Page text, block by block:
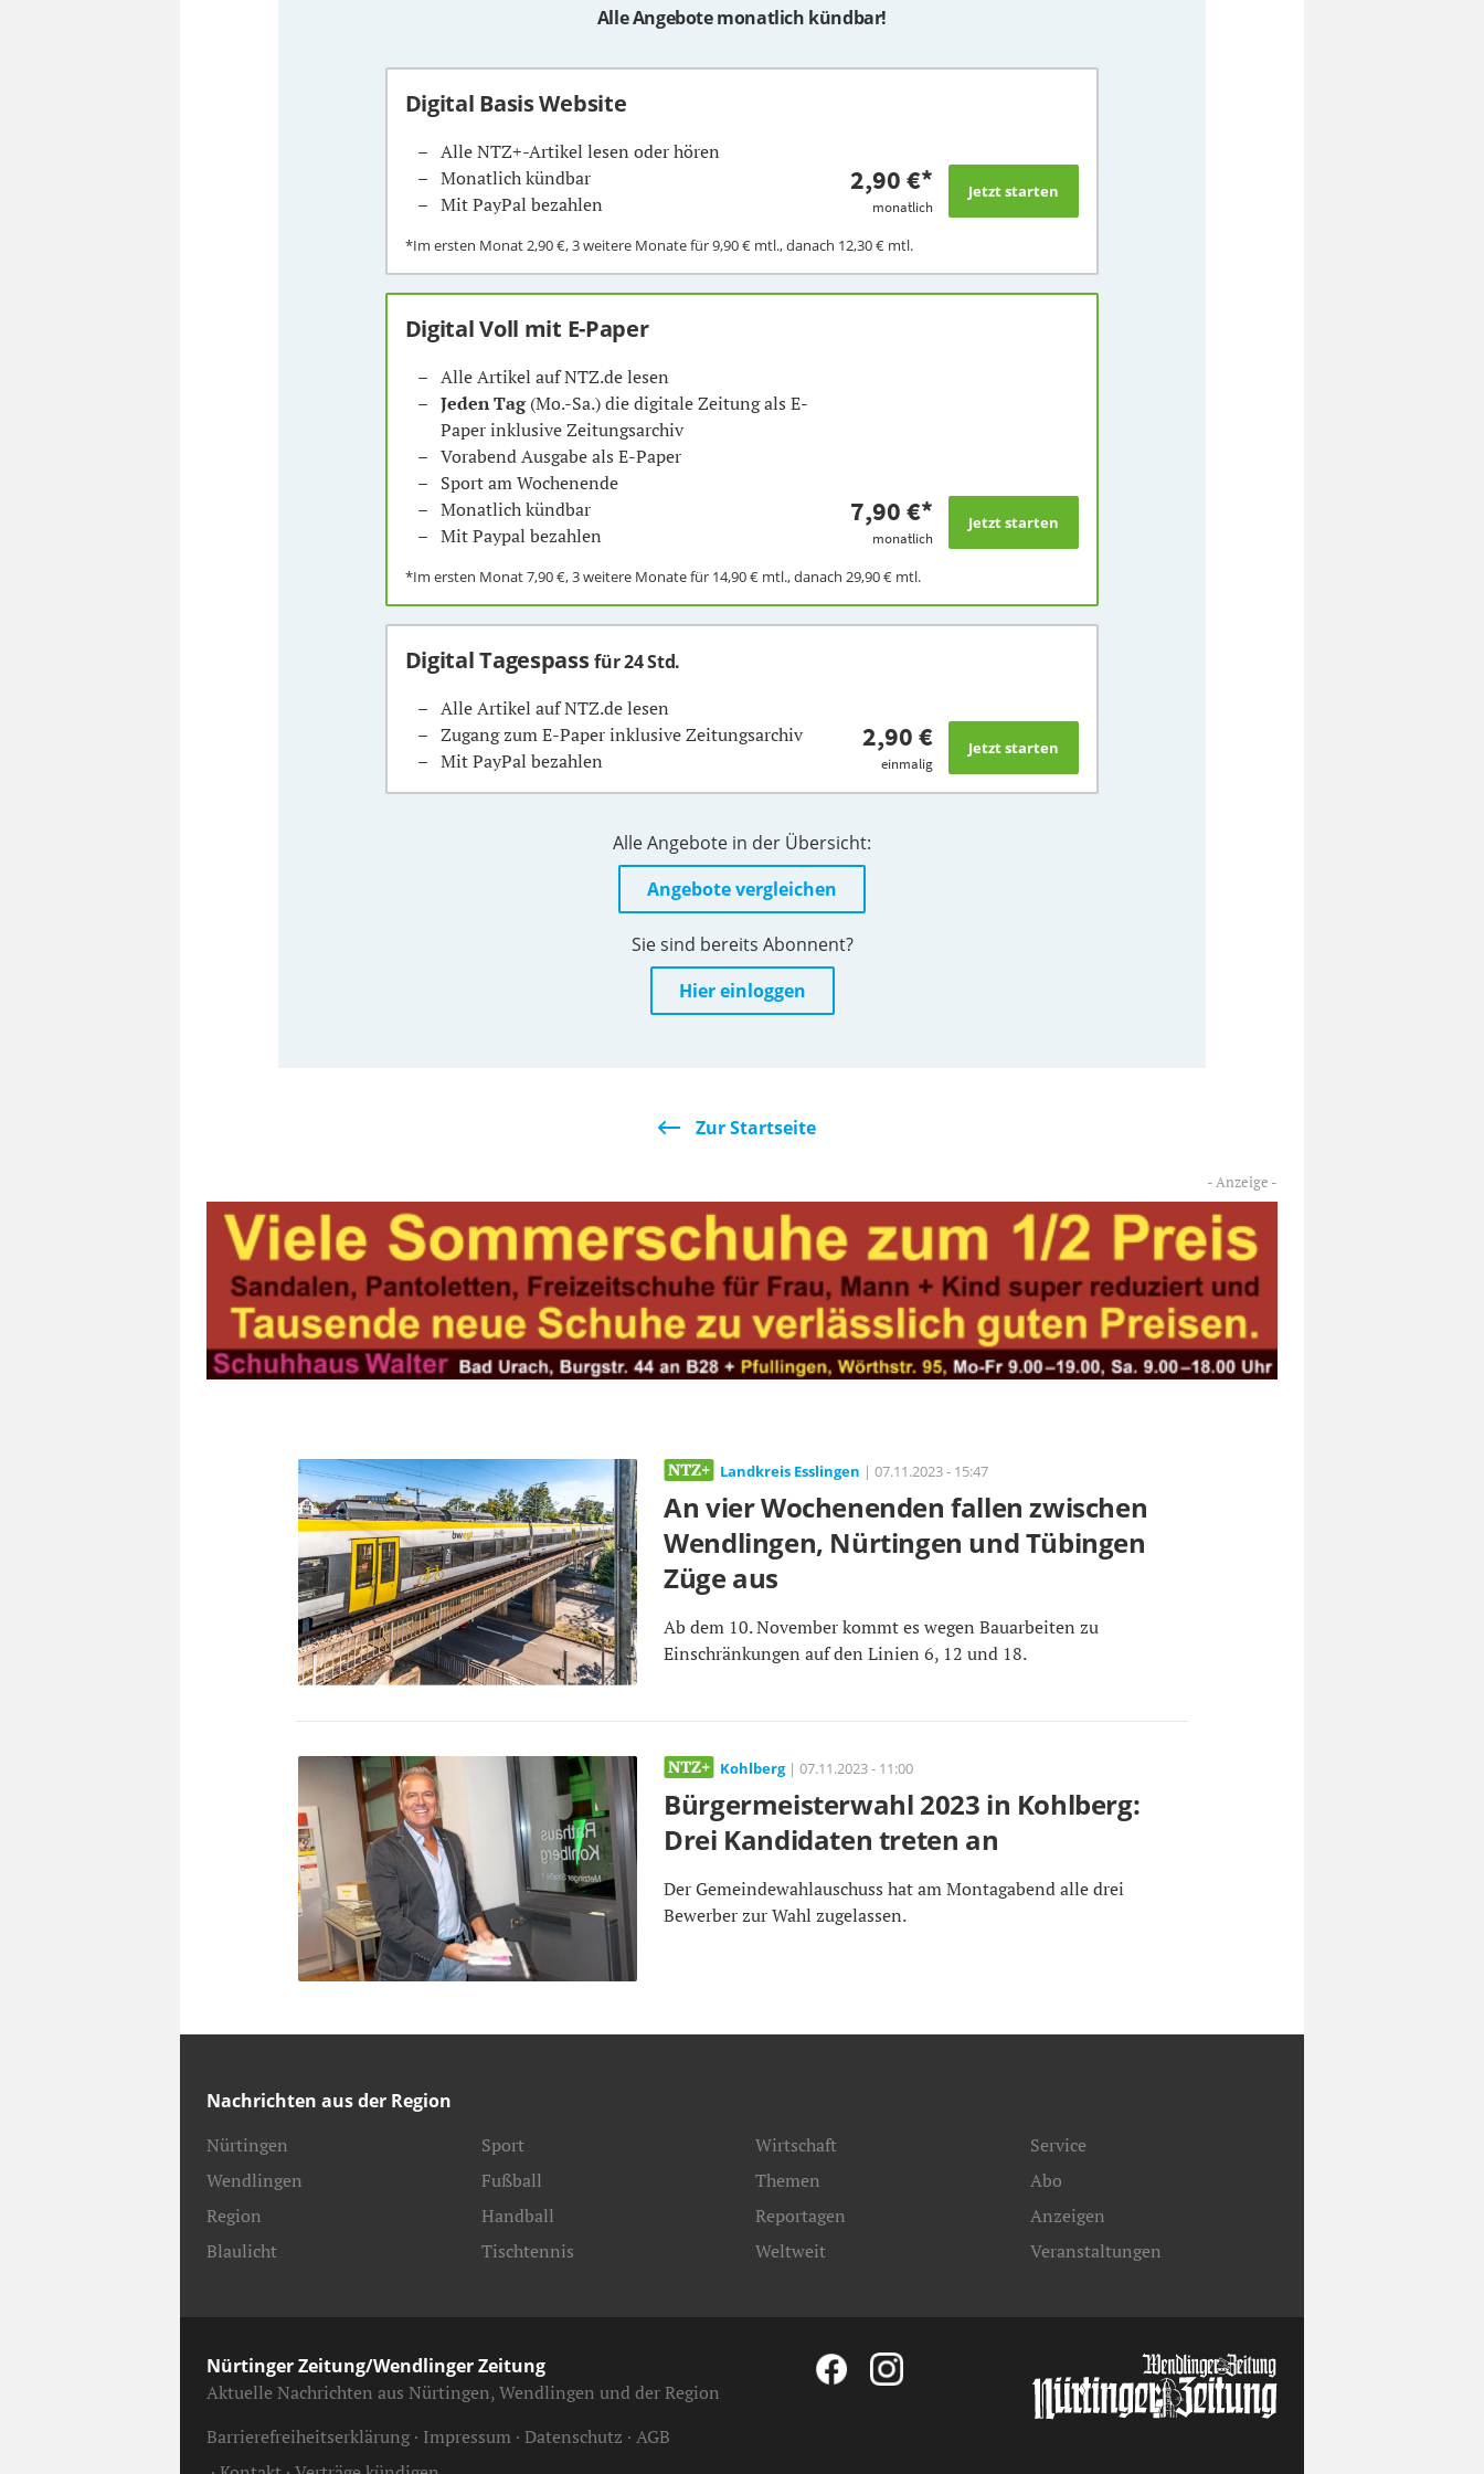
Alle Angebote monatlich kündbar!
Digital Basis Website
Alle NTZ+-Artikel lesen oder hören
Monatlich kündbar
Mit PayPal bezahlen
2,90 €*
monatlich
*Im ersten Monat2,90 €, 3 weitere Monate für9,90 €mtl., danach 12,30 €mtl.
Digital Voll mit E-Paper
Alle Artikel auf NTZ.de lesen
Jeden Tag(Mo.-Sa.) die digitale Zeitung als E-
Paper inklusive Zeitungsarchiv
Vorabend Ausgabe als E-Paper
Sport am Wochenende
Monatlich kündbar
Mit Paypal bezahlen
7,90 €*
monatlich
*Im ersten Monat7,90 €, 3 weitere Monate für 14,90 €mtl., danach 29,90 €mtl.
Digital Tagespassfür 24 Std.
Alle Artikel auf NTZ.de lesen
Zugang zum E-Paper inklusive Zeitungsarchiv
Mit PayPal bezahlen
2,90 €
einmalig
Alle Angebote in der Übersicht:
Angebote vergleichen
Sie sind bereits Abonnent?
Hier einloggen
Zur Startseite
Landkreis Esslingen | 07.11.2023 - 15:47
An vier Wochenenden fallen zwischen
Wendlingen, Nürtingen und Tübingen
Züge aus
Ab dem 10. November kommt es wegen Bauarbeiten zu
Einschränkungen auf den Linien 6, 12 und 18.
Kohlberg| 07.11.2023 - 11:00
Bürgermeisterwahl 2023 in Kohlberg:
Drei Kandidaten treten an
Der Gemeindewahlauschuss hat am Montagabend alle drei
Bewerber zur Wahl zugelassen.
Nachrichten aus der Region
Nürtingen
Wendlingen
Region
Blaulicht
Sport
Fußball
Handball
Tischtennis
Wirtschaft
Themen
Reportagen
Weltweit
Service
Abo
Anzeigen
Veranstaltungen
Nürtinger Zeitung/Wendlinger Zeitung
Aktuelle Nachrichten aus Nürtingen, Wendlingen und der Region
Barrierefreiheitserklärung Impressum Datenschutz AGB